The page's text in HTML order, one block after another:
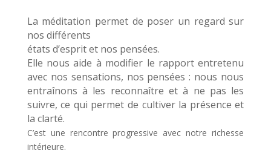
La méditation permet de poser un regard sur
nos différents
états d’esprit et nos pensées.
Elle nous aide à modifier le rapport entretenu
avec nos sensations, nos pensées : nous nous
entraînons à les reconnaître et à ne pas les
suivre, ce qui permet de cultiver la présence et
la clarté.
C’est une rencontre progressive avec notre richesse
intérieure.